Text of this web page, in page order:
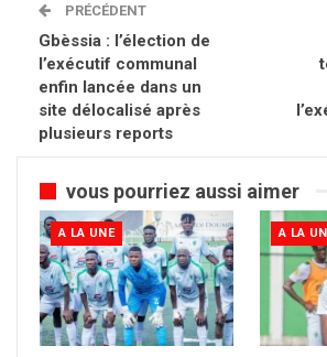
PRÉCÉDENT
Gbèssia : l’élection de
l’exécutif communal
enfin lancée dans un
site délocalisé après
plusieurs reports
vous pourriez aussi aimer
A LA UNE A LA